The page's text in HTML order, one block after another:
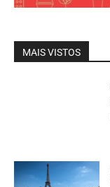
MAIS VISTOS